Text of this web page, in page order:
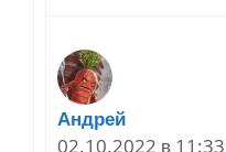
Андрей
02.10.2022 в 11:33